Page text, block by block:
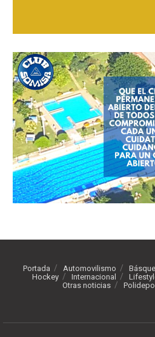
Portada Automovilismo
Hockey
Internacional
Otras noticias